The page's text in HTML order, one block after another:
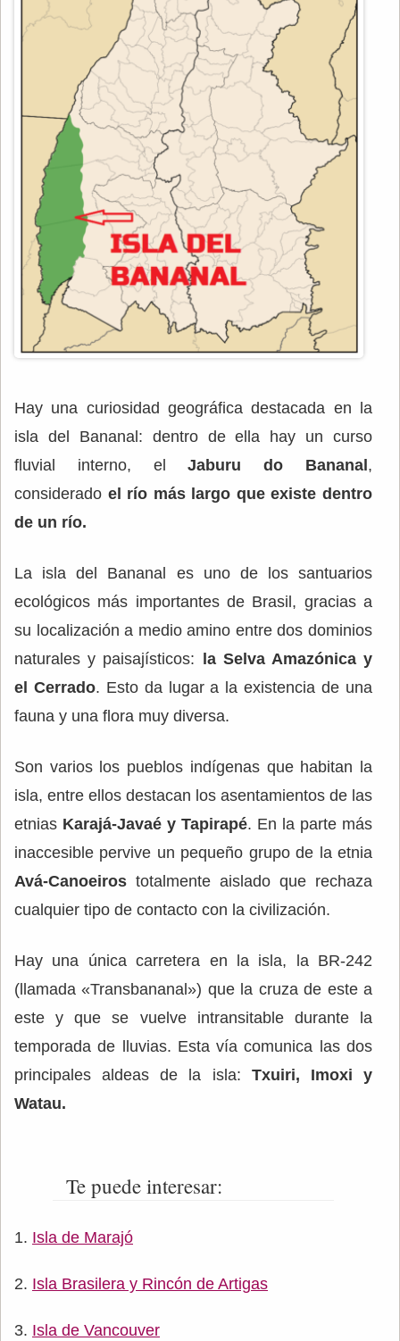
Hay una curiosidad geográfica destacada en la
isla del Bananal: dentro de ella hay un curso
fluvial interno, elJaburu do Bananal ,
considerado el río más largo que existe dentro
de un río.
La isla del Bananal es uno de los santuarios
ecológicos más importantes de Brasil, gracias a
su localización a medio amino entre dos dominios
naturales y paisajísticos: la Selva Amazónica y
el Cerrado. Esto da lugar a la existencia de una
fauna y una flora muy diversa.
Son varios los pueblos indígenas que habitan la
isla, entre ellos destacan los asentamientos de las
etnias Karajá-Javaé y Tapirapé. En la parte más
inaccesible pervive un pequeño grupo de la etnia
Avá-Canoeiros totalmente aislado que rechaza
cualquier tipo de contacto con la civilización.
Hay una única carretera en la isla, la BR-242
(llamada «Transbananal») que la cruza de este a
este y que se vuelve intransitable durante la
temporada de lluvias. Esta vía comunica las dos
principales aldeas de la isla: Txuiri, Imoxi y
Watau.
Te puede interesar:
Isla de Marajó
Isla Brasilera y Rincón de Artigas
Isla de Vancouver